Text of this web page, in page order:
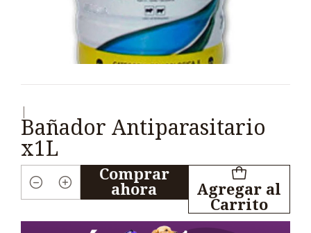
Bañador Antiparasitario
x1L
Cantidad
Agregar al
Carrito
Comprar
ahora